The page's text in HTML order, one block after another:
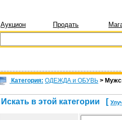
Аукцион Продать
Категория: ОДЕЖДА и ОБУВЬ >
Искать в этой категории [